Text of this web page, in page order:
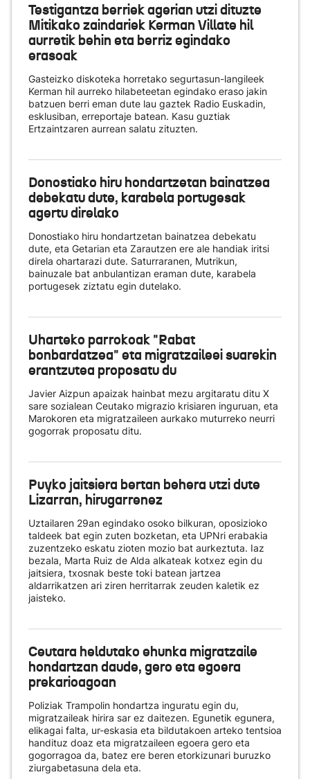
Testigantza berriek agerian utzi dituzte
Mitikako zaindariek Kerman Villate hil
aurretik behin eta berriz egindako
erasoak
Gasteizko diskoteka horretako segurtasun-langileek
Kerman hil aurreko hilabeteetan egindako eraso jakin
batzuen berri eman dute lau gaztek Radio Euskadin,
esklusiban, erreportaje batean. Kasu guztiak
Ertzaintzaren aurrean salatu zituzten.
Donostiako hiru hondartzetan bainatzea
debekatu dute, karabela portugesak
agertu direlako
Donostiako hiru hondartzetan bainatzea debekatu
dute, eta Getarian eta Zarautzen ere ale handiak iritsi
direla ohartarazi dute. Saturraranen, Mutrikun,
bainuzale bat anbulantizan eraman dute, karabela
portugesek ziztatu egin dutelako.
Uharteko parrokoak "Rabat
bonbardatzea" eta migratzaileei suarekin
erantzutea proposatu du
Javier Aizpun apaizak hainbat mezu argitaratu ditu X
sare sozialean Ceutako migrazio krisiaren inguruan, eta
Marokoren eta migratzaileen aurkako muturreko neurri
gogorrak proposatu ditu.
Puyko jaitsiera bertan behera utzi dute
Lizarran, hirugarrenez
Uztailaren 29an egindako osoko bilkuran, oposizioko
taldeek bat egin zuten bozketan, eta UPNri erabakia
zuzentzeko eskatu zioten mozio bat aurkeztuta. Iaz
bezala, Marta Ruiz de Alda alkateak kotxez egin du
jaitsiera, txosnak beste toki batean jartzea
aldarrikatzen ari ziren herritarrak zeuden kaletik ez
jaisteko.
Ceutara heldutako ehunka migratzaile
hondartzan daude, gero eta egoera
prekarioagoan
Poliziak Trampolin hondartza inguratu egin du,
migratzaileak hirira sar ez daitezen. Egunetik egunera,
elikagai falta, ur-eskasia eta bildutakoen arteko tentsioa
handituz doaz eta migratzaileen egoera gero eta
gogorragoa da, batez ere beren etorkizunari buruzko
ziurgabetasuna dela eta.